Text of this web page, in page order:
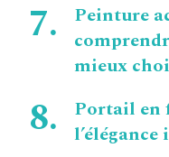
Peinture
mieux
Portail en